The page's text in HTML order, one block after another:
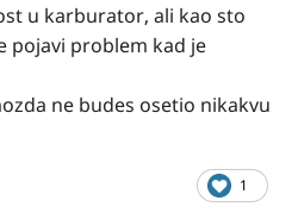
u karburator, ali kao sto
pojavi problem kad je
ne budes osetio nikakvu
1